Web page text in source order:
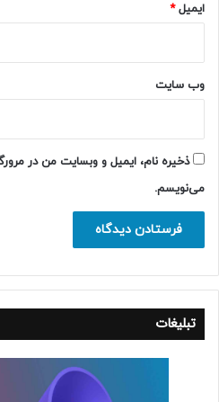
ایمیل*
وب‌ سایت
ذخیره نام، ایمیل و وبسایت من در
می‌نویسم.
تبلیغات